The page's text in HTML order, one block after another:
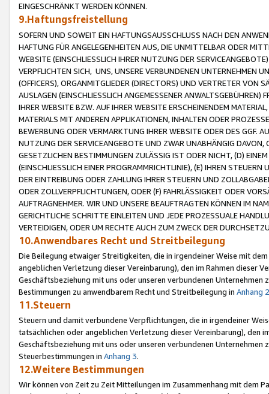
EINGESCHRÄNKT WERDEN KÖNNEN.
9.Haftungsfreistellung
SOFERN UND SOWEIT EIN HAFTUNGSAUSSCHLUSS NACH DEN
HAFTUNG FÜR ANGELEGENHEITEN AUS, DIE UNMITTELBAR ODER
WEBSITE (EINSCHLIESSLICH IHRER NUTZUNG DER
VERPFLICHTEN SICH, UNS, UNSERE VERBUNDENEN UNTERNEHMEN
(OFFICERS), ORGANMITGLIEDER (DIRECTORS) UND VERTRETER VON
AUSLAGEN (EINSCHLIESSLICH ANGEMESSENER
IHRER WEBSITE BZW. AUF IHRER WEBSITE ERSCHEINENDEM
MATERIALS MIT ANDEREN APPLIKATIONEN, INHALTEN ODER
BEWERBUNG ODER VERMARKTUNG IHRER WEBSITE ODER DES GGF.
NUTZUNG DER SERVICEANGEBOTE UND ZWAR UNABHÄNGIG
GESETZLICHEN BESTIMMUNGEN ZULÄSSIG IST ODER NICHT, (D)
(EINSCHLIESSLICH EINER PROGRAMMRICHTLINIE), (E) IHREN
DER EINTREIBUNG ODER ZAHLUNG IHRER STEUERN UND
ODER ZOLLVERPFLICHTUNGEN, ODER (F) FAHRLÄSSIGKEIT ODER
AUFTRAGNEHMER. WIR UND UNSERE BEAUFTRAGTEN KÖNNEN IM
GERICHTLICHE SCHRITTE EINLEITEN UND JEDE PROZESSUALE
VERTEIDIGEN, ODER UM RECHTE AUCH ZUM ZWECK DER
10.Anwendbares Recht und Streitbeilegung
Die Beilegung etwaiger Streitigkeiten, die in irgendeiner Weise mit
angeblichen Verletzung dieser Vereinbarung), den im Rahmen dieser
Geschäftsbeziehung mit uns oder unseren verbundenen
Bestimmungen zu anwendbarem Recht und Streitbeilegung in Anhang 2
11.Steuern
Steuern und damit verbundene Verpflichtungen, die in irgendeiner
tatsächlichen oder angeblichen Verletzung dieser Vereinbarung), den
Geschäftsbeziehung mit uns oder unseren verbundenen
Steuerbestimmungen in Anhang 3.
12.Weitere Bestimmungen
Wir können von Zeit zu Zeit Mitteilungen im Zusammenhang mit dem